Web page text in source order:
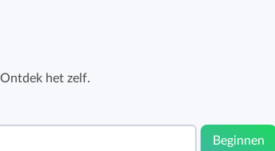
het zelf.
Beginnen